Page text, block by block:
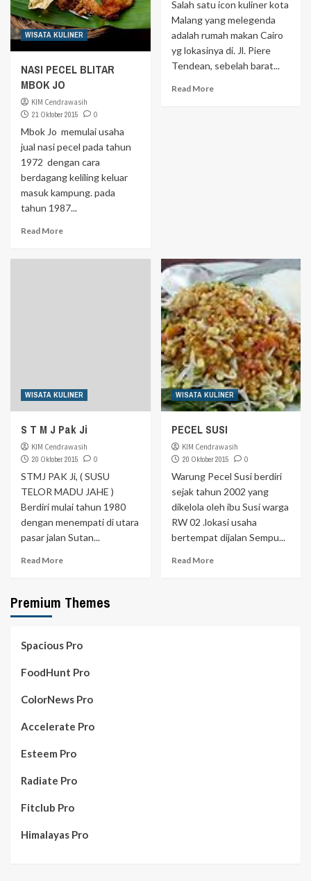
WISATA KULINER
NASI PECEL BLITAR
MBOK JO
KIM Cendrawasih
21 Oktober 2015
0
Mbok Jo memulai usaha
jual nasi pecel pada tahun
1972 dengan cara
berdagang keliling keluar
masuk kampung. pada
tahun 1987...
Read More
Salah satu icon kuliner kota
Malang yang melegenda
adalah rumah makan Cairo
yg lokasinya di. Jl. Piere
Tendean, sebelah barat...
Read More
WISATA KULINER
S T M J Pak Ji
KIM Cendrawasih
20 Oktober 2015
0
STMJ PAK Ji, ( SUSU
TELOR MADU JAHE )
Berdiri mulai tahun 1980
dengan menempati di utara
pasar jalan Sutan...
Read More
WISATA KULINER
PECEL SUSI
KIM Cendrawasih
20 Oktober 2015
0
Warung Pecel Susi berdiri
sejak tahun 2002 yang
dikelola oleh ibu Susi warga
RW 02 .lokasi usaha
bertempat dijalan Sempu...
Read More
Premium Themes
Spacious Pro
FoodHunt Pro
ColorNews Pro
Accelerate Pro
Esteem Pro
Radiate Pro
Fitclub Pro
Himalayas Pro